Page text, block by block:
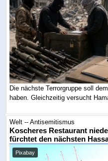
Die nächste Terrorgruppe soll
haben. Gleichzeitig versucht
Welt -- Antisemitismus
Koscheres Restaurant
fürchtet den nächsten
Pixabay